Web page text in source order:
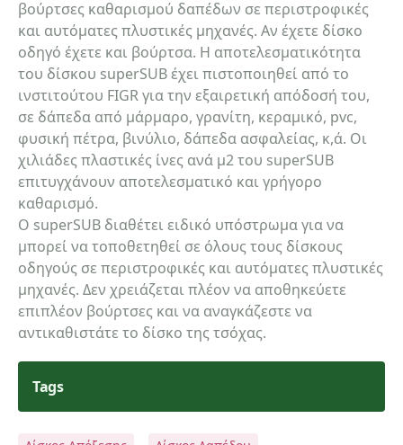
βούρτσες καθαρισμού δαπέδων σε περιστροφικές
και αυτόματες πλυστικές μηχανές. Αν έχετε δίσκο
οδηγό έχετε και βούρτσα. Η αποτελεσματικότητα
του δίσκου superSUB έχει πιστοποιηθεί από το
ινστιτούτου FIGR για την εξαιρετική απόδοσή του,
σε δάπεδα από μάρμαρο, γρανίτη, κεραμικό, pvc,
φυσική πέτρα, βινύλιο, δάπεδα ασφαλείας, κ,ά. Οι
χιλιάδες πλαστικές ίνες ανά μ2 του superSUB
επιτυγχάνουν αποτελεσματικό και γρήγορο
καθαρισμό.
Ο superSUB διαθέτει ειδικό υπόστρωμα για να
μπορεί να τοποθετηθεί σε όλους τους δίσκους
οδηγούς σε περιστροφικές και αυτόματες πλυστικές
μηχανές. Δεν χρειάζεται πλέον να αποθηκεύετε
επιπλέον βούρτσες και να αναγκάζεστε να
αντικαθιστάτε το δίσκο της τσόχας.
Tags